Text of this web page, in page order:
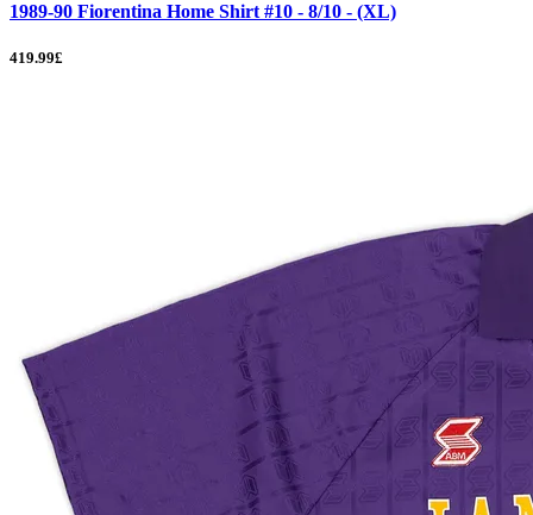
1989-90 Fiorentina Home Shirt #10 - 8/10 - (XL)
419.99£